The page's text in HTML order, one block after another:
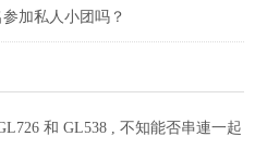
加私人小团吗？
和 GL538 , 不知能否串連一起